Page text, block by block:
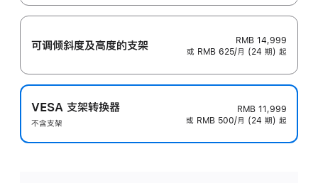
可调倾斜度及高‍度的支‍架
RMB 14,999
或 RMB 625/月 (24 期) 起
VESA 支架转换器
不含支架
RMB 11,999
或 RMB 500/月 (24 期) 起